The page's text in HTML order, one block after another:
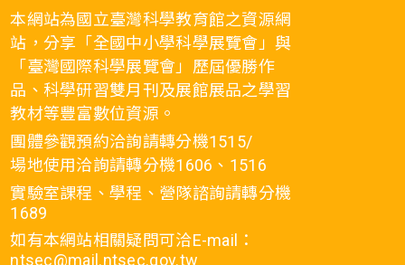
本網站為國立臺灣科學教育館之資源網
站，分享「全國中小學科學展覽會」與
「臺灣國際科學展覽會」歷屆優勝作
品、科學研習雙月刊及展館展品之學習
教材等豐富數位資源。
團體參觀預約洽詢請轉分機1515/
場地使用洽詢請轉分機1606、1516
實驗室課程、學程、營隊諮詢請轉分機
1689
如有本網站相關疑問可洽E-mail：
ntsec@mail.ntsec.gov.tw